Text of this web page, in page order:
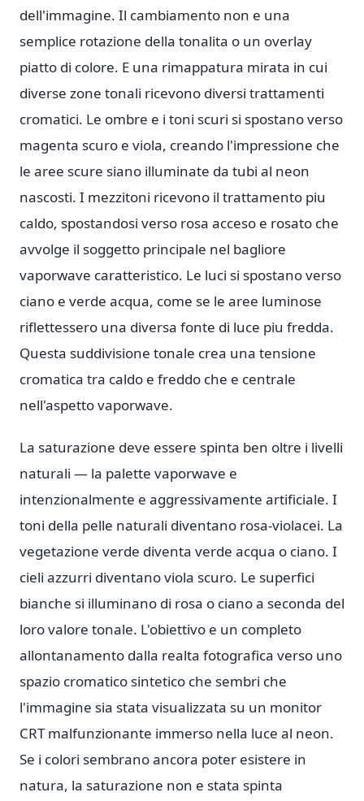
dell'immagine. Il cambiamento non e una
semplice rotazione della tonalita o un overlay
piatto di colore. E una rimappatura mirata in cui
diverse zone tonali ricevono diversi trattamenti
cromatici. Le ombre e i toni scuri si spostano verso
magenta scuro e viola, creando l'impressione che
le aree scure siano illuminate da tubi al neon
nascosti. I mezzitoni ricevono il trattamento piu
caldo, spostandosi verso rosa acceso e rosato che
avvolge il soggetto principale nel bagliore
vaporwave caratteristico. Le luci si spostano verso
ciano e verde acqua, come se le aree luminose
riflettessero una diversa fonte di luce piu fredda.
Questa suddivisione tonale crea una tensione
cromatica tra caldo e freddo che e centrale
nell'aspetto vaporwave.
La saturazione deve essere spinta ben oltre i livelli
naturali — la palette vaporwave e
intenzionalmente e aggressivamente artificiale. I
toni della pelle naturali diventano rosa-violacei. La
vegetazione verde diventa verde acqua o ciano. I
cieli azzurri diventano viola scuro. Le superfici
bianche si illuminano di rosa o ciano a seconda del
loro valore tonale. L'obiettivo e un completo
allontanamento dalla realta fotografica verso uno
spazio cromatico sintetico che sembri che
l'immagine sia stata visualizzata su un monitor
CRT malfunzionante immerso nella luce al neon.
Se i colori sembrano ancora poter esistere in
natura, la saturazione non e stata spinta